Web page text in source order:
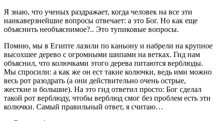
Я знаю, что ученых раздражает, когда человек на все эти
наикаверзнейшие вопросы отвечает: а это Бог. Но как еще
объяснить необъяснимое?.. Это тупиковые вопросы.
Помню, мы в Египте лазили по каньону и набрели на крупное
высохшее дерево с огромными шипами на ветках. Гид нам
объяснил, что колючками этого дерева питаются верблюды.
Мы спросили: а как же он ест такие колючки, ведь ими можно
весь рот разодрать (а они действительно очень острые,
жесткие и большие). На это гид ответил просто: Бог сделал
такой рот верблюду, чтобы верблюд смог без проблем есть эти
колючки. Самый правильный ответ, я считаю…